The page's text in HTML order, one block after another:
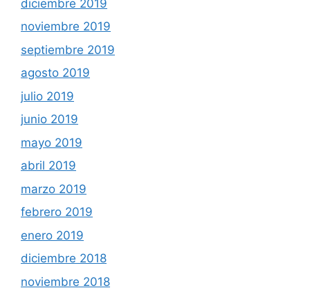
diciembre 2019
noviembre 2019
septiembre 2019
agosto 2019
julio 2019
junio 2019
mayo 2019
abril 2019
marzo 2019
febrero 2019
enero 2019
diciembre 2018
noviembre 2018